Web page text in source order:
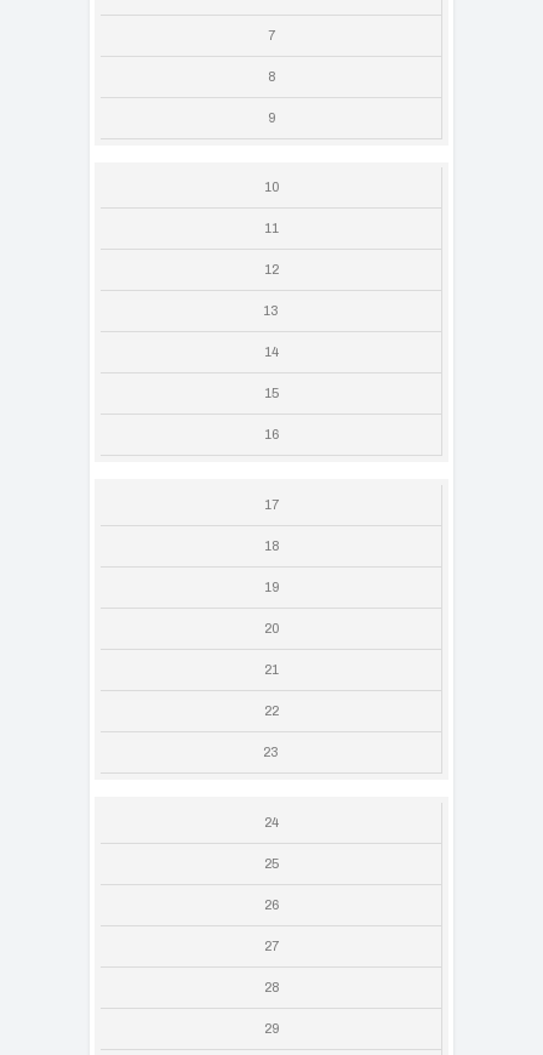
7
8
9
10
11
12
13
14
15
16
17
18
19
20
21
22
23
24
25
26
27
28
29